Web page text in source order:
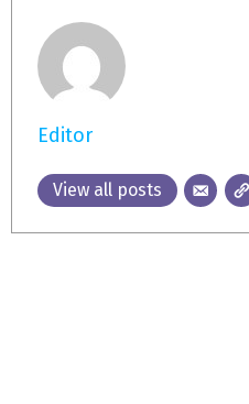
Editor
View all posts